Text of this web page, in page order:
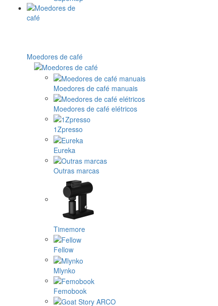
Moedores de café
Moedores de café manuais
Moedores de café elétricos
1Zpresso
Eureka
Outras marcas
Timemore
Fellow
Mlynko
Femobook